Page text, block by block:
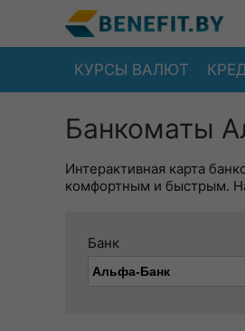
КУРСЫ ВАЛЮТ
Банкоматы
Интерактивная карта
комфортным и быстрым.
Банк